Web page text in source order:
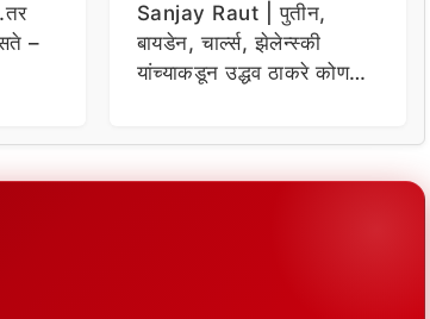
–
Sanjay Raut | पुतीन,
बायडेन, चार्ल्स, झेलेन्स्की
यांच्याकडून उद्धव ठाकरे कोण